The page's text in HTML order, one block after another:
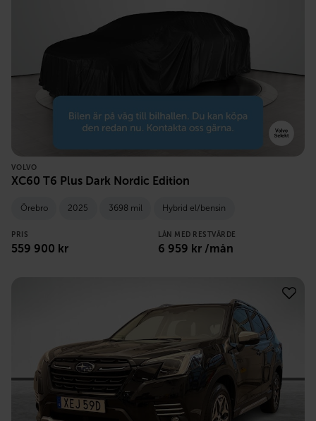
VOLVO
XC60 T6 Plus Dark Nordic Edition
Örebro 2025 3698 mil Hybrid el/bensin
PRIS
559 900 kr
LÅN MED RESTVÄRDE
6 959 kr /mån